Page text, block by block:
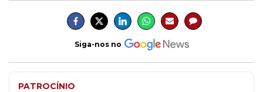
Siga-nos no
PATROCÍNIO